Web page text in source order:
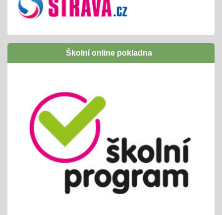
Inovativní vzdělávání /Šablony I OPJAK
01.09.2024
následně budeme žádat zapojení do Šablony
II OPJAK
Letní slavnost
25.06.2024
příprava tradiční celoškolní akce
propojeno do vrstevnického vyučování
variabilní termín dle počasí /25. nebo 26.6.
Pololetní zjišťování a vyhodnocování
Školní online pokladna